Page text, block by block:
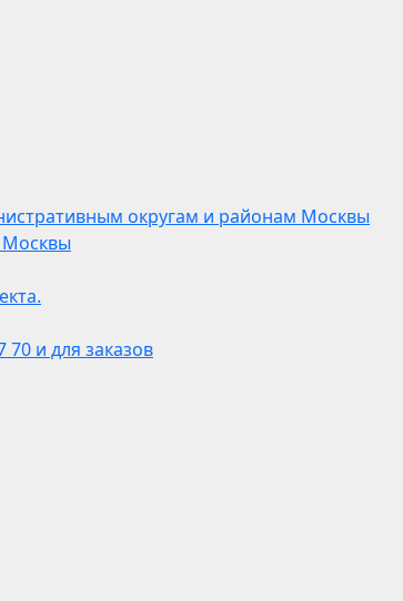
округам и районам Москвы
Москвы
70 и для заказов